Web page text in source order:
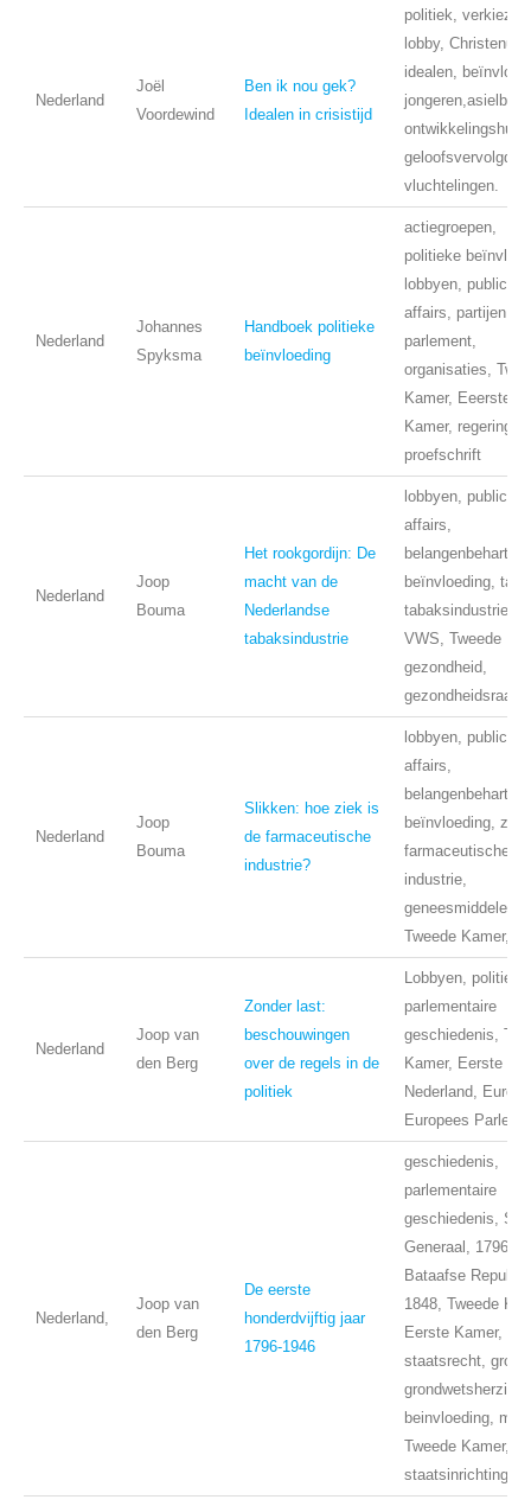
Nederland
Joël
Voordewind
Ben ik nou gek?
Idealen in crisistijd
politiek,
lobby,
idealen,
ontwikkelingshulp,
vluchtelingen.
Nederland
Johannes
Spyksma
Handboek politieke
beïnvloeding
actiegroepen,
politieke
lobbyen, public
affairs, partijen,
parlement,
organisaties,
Kamer, Eeerste
Kamer, regering,
proefschrift
Nederland
Joop
Bouma
Het rookgordijn: De
macht van de
Nederlandse
tabaksindustrie
lobbyen, public
affairs,
beïnvloeding,
tabaksindustrie,
VWS, Tweede
gezondheid,
gezondheidsraad
Nederland
Joop
Bouma
Slikken: hoe ziek is
de farmaceutische
industrie?
lobbyen, public
affairs,
beïnvloeding,
farmaceutische
industrie,
geneesmiddelen,
Tweede Kamer,
Nederland
Joop van
den Berg
Zonder last:
beschouwingen
over de regels in de
politiek
Lobbyen, politiek,
parlementaire
geschiedenis,
Kamer, Eerste
Nederland,
Europees
Nederland,
Joop van
den Berg
De eerste
honderdvijftig jaar
1796-1946
geschiedenis,
parlementaire
geschiedenis,
Generaal, 1796,
Bataafse
1848, Tweede
Eerste Kamer,
staatsrecht,
beinvloeding,
Tweede Kamer,
staatsinrichting